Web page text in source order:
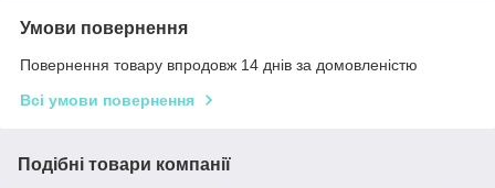
Умови повернення
Повернення товару впродовж 14 днів за домовленістю
Всі умови повернення
Подібні товари компанії